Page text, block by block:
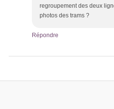
regroupement des deux
photos des trams ?
Répondre